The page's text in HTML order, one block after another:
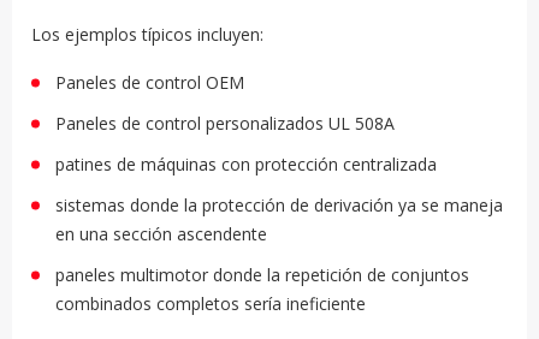
Los ejemplos típicos incluyen:
Paneles de control OEM
Paneles de control personalizados UL 508A
patines de máquinas con protección centralizada
sistemas donde la protección de derivación ya se maneja
en una sección ascendente
paneles multimotor donde la repetición de conjuntos
combinados completos sería ineficiente